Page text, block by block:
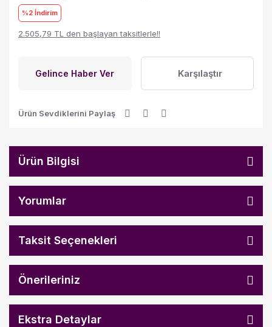
%2 İndirim
2.505,79 TL den başlayan taksitlerle!!
Gelince Haber Ver Karşılaştır
Ürün Sevdiklerini Paylaş
Ürün Bilgisi
Yorumlar
Taksit Seçenekleri
Önerileriniz
Ekstra Detaylar